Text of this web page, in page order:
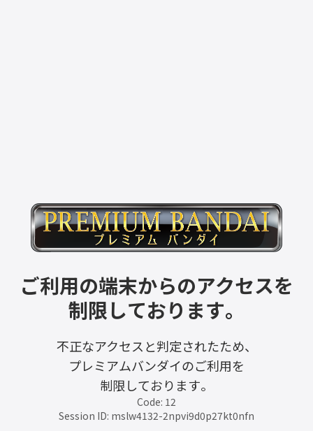
ご利用の端末からのアクセスを
制限しております。
不正なアクセスと判定されたため、
プレミアムバンダイのご利用を
制限しております。
Code: 12
Session ID: mslw4132-2npvi9d0p27kt0nfn